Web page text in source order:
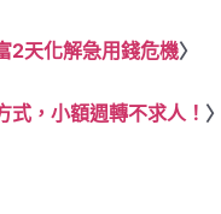
2天化解急用錢危機〉
，小額週轉不求人！ 〉